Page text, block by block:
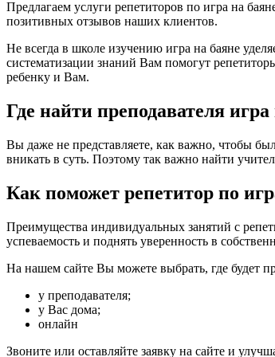
Предлагаем услуги репетиторов по игра на
позитивных отзывов наших клиентов.
Не всегда в школе изучению игра на баяне
систематизации знаний Вам помогут
ребенку и Вам.
Где найти преподавателя
Вы даже не представляете, как важно, чтобы
вникать в суть. Поэтому так важно найти
Как поможет репетитор по
Преимущества индивидуальных занятий с
успеваемость и поднять уверенность в
На нашем сайте Вы можете выбрать, где будет
у преподавателя;
у Вас дома;
онлайн
Звоните или оставляйте заявку на сайте и